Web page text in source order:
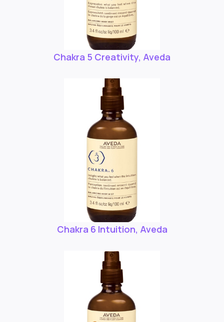
Chakra 5 Creativity, Aveda
Chakra 6 Intuition, Aveda